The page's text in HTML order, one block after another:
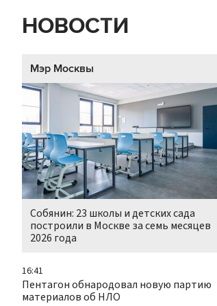
НОВОСТИ
Мэр Москвы
Собянин: 23 школы и детских сада
построили в Москве за семь месяцев
2026 года
16:41
Пентагон обнародовал новую партию
материалов об НЛО